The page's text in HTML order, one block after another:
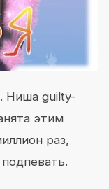
Ниша guilty-
этим
раз,